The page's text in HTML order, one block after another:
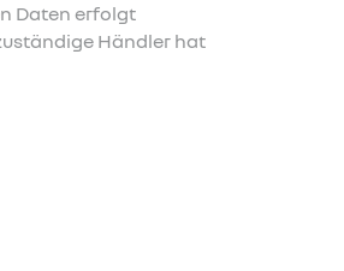
Daten erfolgt
Händler hat